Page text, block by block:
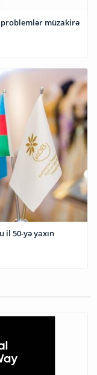
problemlər müzakirə
il 50-yə yaxın